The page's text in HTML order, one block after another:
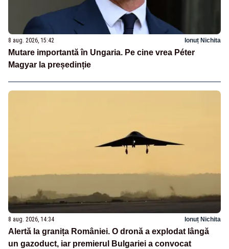
8 aug. 2026, 15:42 Ionuț Nichita
Mutare importantă în Ungaria. Pe cine vrea Péter
Magyar la președinție
8 aug. 2026, 14:34 Ionuț Nichita
Alertă la granița României. O dronă a explodat lângă
un gazoduct, iar premierul Bulgariei a convocat